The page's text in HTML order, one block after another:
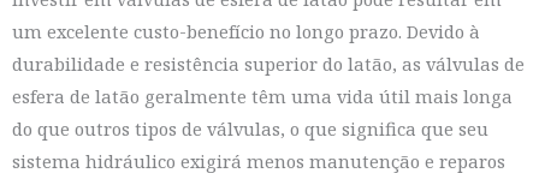
um excelente custo-benefício no longo prazo. Devido à
durabilidade e resistência superior do latão, as válvulas de
esfera de latão geralmente têm uma vida útil mais longa
do que outros tipos de válvulas, o que significa que seu
sistema hidráulico exigirá menos manutenção e reparos